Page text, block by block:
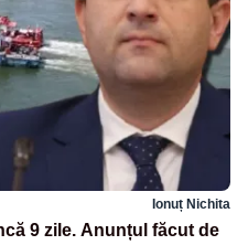
Ionuț Nichita
9 zile. Anunțul făcut de